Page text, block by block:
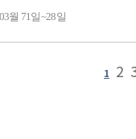
분석기)
월 71일~28일
1 2